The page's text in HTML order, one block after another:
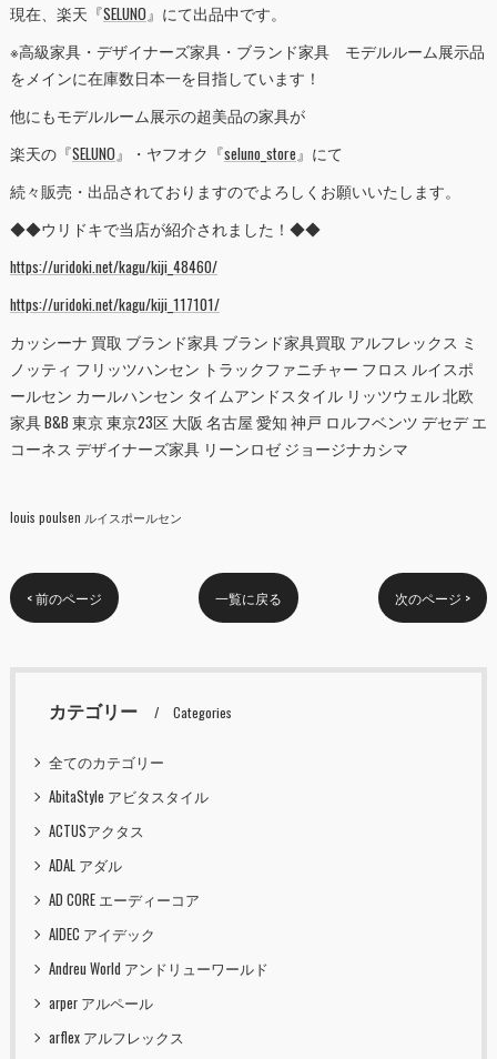
現在、楽天『SELUNO』にて出品中です。
※高級家具・デザイナーズ家具・ブランド家具 モデルルーム展示品
をメインに在庫数日本一を目指しています！
他にもモデルルーム展示の超美品の家具が
楽天の『SELUNO』・ヤフオク『seluno_store』にて
続々販売・出品されておりますのでよろしくお願いいたします。
◆◆ウリドキで当店が紹介されました！◆◆
https://uridoki.net/kagu/kiji_48460/
https://uridoki.net/kagu/kiji_117101/
カッシーナ 買取 ブランド家具 ブランド家具買取 アルフレックス ミ
ノッティ フリッツハンセン トラックファニチャー フロス ルイスポ
ールセン カールハンセン タイムアンドスタイル リッツウェル 北欧
家具 B&B 東京 東京23区 大阪 名古屋 愛知 神戸 ロルフベンツ デセデ エ
コーネス デザイナーズ家具 リーンロゼ ジョージナカシマ
louis poulsen ルイスポールセン
< 前のページ 一覧に戻る 次のページ >
カテゴリー Categories
全てのカテゴリー
AbitaStyle アビタスタイル
ACTUSアクタス
ADAL アダル
AD CORE エーディーコア
AIDEC アイデック
Andreu World アンドリューワールド
arper アルペール
arflex アルフレックス